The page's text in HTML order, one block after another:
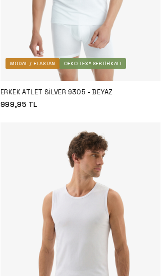
MODAL / ELASTAN OEKO-TEX® SERTIFIKALI
ERKEK ATLET SILVER 9305 - BEYAZ
999,95TL